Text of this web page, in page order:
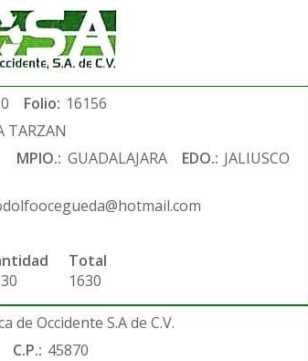
Folio: 16156
TARZAN
MPIO.: GUADALAJARA EDO.: JALIUSCO
Total
1630
Occidente S.A de C.V.
C.P.: 45870